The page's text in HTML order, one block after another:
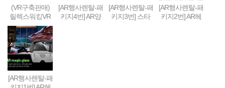
(VR구축판매)
릴렉스워킹VR
세트-Relax Walk
ing VR SET (선
착순 100대 / 20
19년 10월까지
한정 할인판매)
[AR행사렌탈-패
키지4번] AR양
[AR행사렌탈-패
키지3번] 스타
[AR행사렌탈-패
키지2번] AR헤
[AR행사렌탈-패